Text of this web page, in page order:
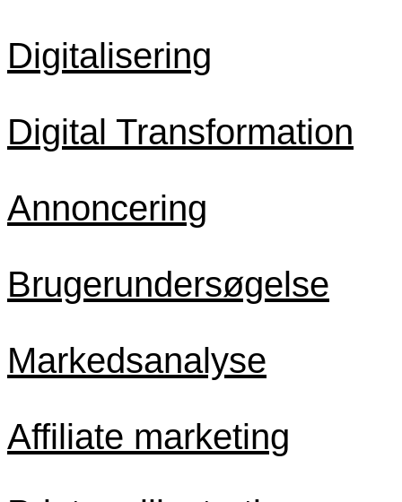
Digitalisering
Digital Transformation
Annoncering
Brugerundersøgelse
Markedsanalyse
Affiliate marketing